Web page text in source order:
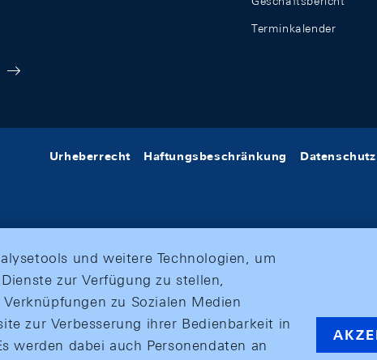
Terminkalender
Urheberrecht Haftungsbeschränkung Datenschutz
und weitere Technologien, um
zur Verfügung zu stellen,
zu Sozialen Medien
zur Verbesserung ihrer Bedienbarkeit in
werden dabei auch Personendaten an